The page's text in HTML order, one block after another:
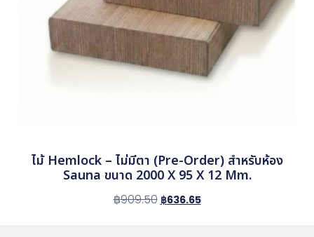
ไม้ Hemlock – ไม่มีตา (Pre-Order) สำหรับห้อง
Sauna ขนาด 2000 X 95 X 12 Mm.
฿909.50 ฿636.65